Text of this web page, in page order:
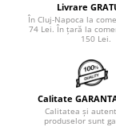
Livrare
În Cluj-Napoca la
74 Lei. În ţară la
150 Lei.
Calitate
Calitatea şi
produselor sunt